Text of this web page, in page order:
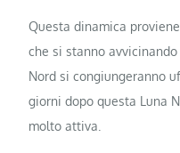
Questa dinamica
che si stanno avvicinando
Nord si congiungeranno
giorni dopo questa Luna
molto attiva.